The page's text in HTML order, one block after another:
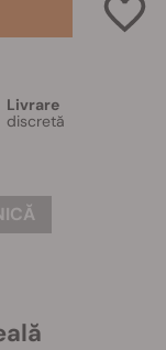
Livrare
discretă